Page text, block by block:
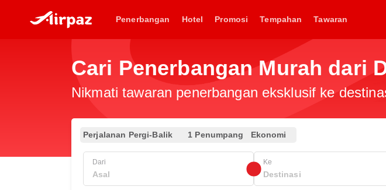
Penerbangan Hotel Promosi Tempahan Tawaran
Cari Penerbangan Murah dari
Nikmati tawaran penerbangan eksklusif ke
Perjalanan Pergi-Balik 1 Penumpang Ekonomi
Dari Ke